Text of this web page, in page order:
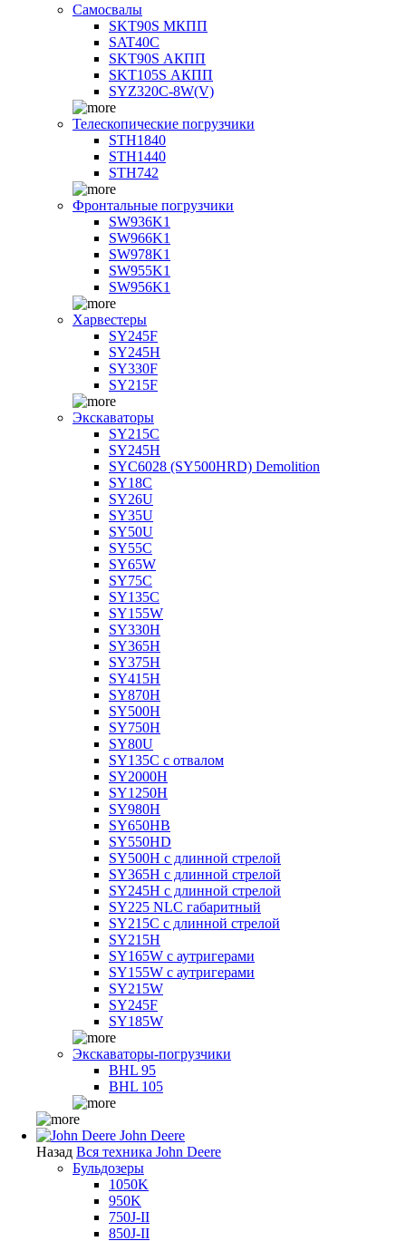
Самосвалы
SKT90S МКПП
SAT40C
SKT90S АКПП
SKT105S АКПП
SYZ320C-8W(V)
Телескопические погрузчики
STH1840
STH1440
STH742
Фронтальные погрузчики
SW936K1
SW966K1
SW978K1
SW955K1
SW956K1
Харвестеры
SY245F
SY245H
SY330F
SY215F
Экскаваторы
SY215C
SY245H
SYC6028 (SY500HRD) Demolition
SY18C
SY26U
SY35U
SY50U
SY55C
SY65W
SY75C
SY135C
SY155W
SY330H
SY365H
SY375H
SY415H
SY870H
SY500H
SY750H
SY80U
SY135C с отвалом
SY2000H
SY1250H
SY980H
SY650HB
SY550HD
SY500H с длинной стрелой
SY365H с длинной стрелой
SY245H с длинной стрелой
SY225 NLC габаритный
SY215C с длинной стрелой
SY215H
SY165W с аутригерами
SY155W с аутригерами
SY215W
SY245F
SY185W
Экскаваторы-погрузчики
BHL 95
BHL 105
John Deere
Назад Вся техника John Deere
Бульдозеры
1050K
950K
750J-II
850J-II